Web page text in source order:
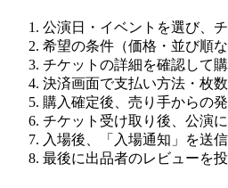
公演日・イベントを選び、
希望の条件（価格・並び順
チケットの詳細を確認して
決済画面で支払い方法・枚
購入確定後、売り手からの
チケット受け取り後、公演
入場後、「入場通知」を送
最後に出品者のレビューを